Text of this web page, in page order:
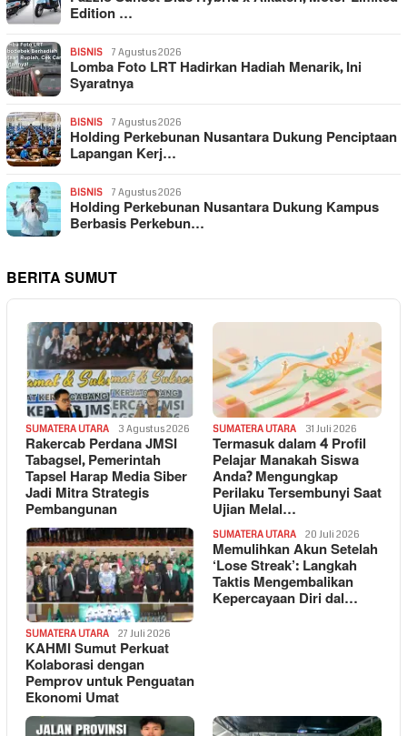
Edition …
BISNIS 7 Agustus 2026
Lomba Foto LRT Hadirkan Hadiah Menarik, Ini
Syaratnya
BISNIS 7 Agustus 2026
Holding Perkebunan Nusantara Dukung Penciptaan
Lapangan Kerj…
BISNIS 7 Agustus 2026
Holding Perkebunan Nusantara Dukung Kampus
Berbasis Perkebun…
BERITA SUMUT
SUMATERA UTARA 3 Agustus 2026
Rakercab Perdana JMSI
Tabagsel, Pemerintah
Tapsel Harap Media Siber
Jadi Mitra Strategis
Pembangunan
SUMATERA UTARA 31 Juli 2026
Termasuk dalam 4 Profil
Pelajar Manakah Siswa
Anda? Mengungkap
Perilaku Tersembunyi Saat
Ujian Melal…
SUMATERA UTARA 27 Juli 2026
KAHMI Sumut Perkuat
Kolaborasi dengan
Pemprov untuk Penguatan
Ekonomi Umat
SUMATERA UTARA 20 Juli 2026
Memulihkan Akun Setelah
‘Lose Streak’: Langkah
Taktis Mengembalikan
Kepercayaan Diri dal…